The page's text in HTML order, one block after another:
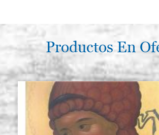
Productos En